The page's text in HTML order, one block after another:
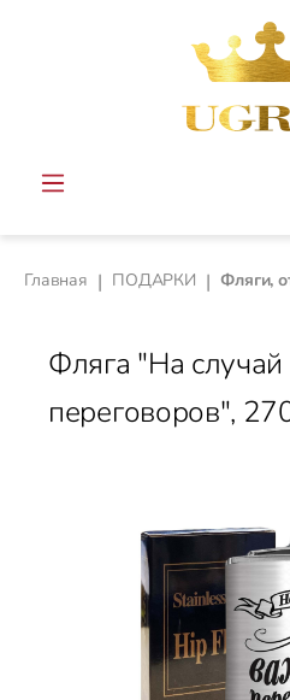
Перейти к основному
Главная | ПОДАРКИ | Фляги,
Фляга "На
переговоров",